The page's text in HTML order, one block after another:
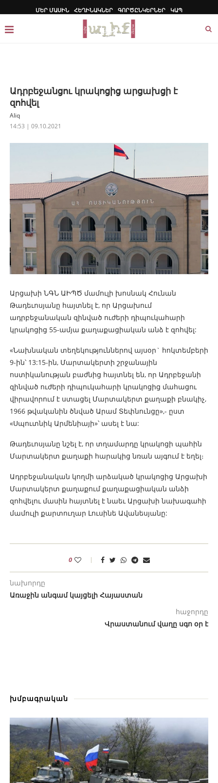
ՄԵՐ ՄԱՍԻՆ ՀԵՂԻՆԱԿՆԵՐ ԳՈՐԾԸՆԿԵՐՆԵՐ ԿԱՊ
Ադրբեջանցու կրակոցից արցախցի է
զոհվել
Aliq
14:53 | 09.10.2021
Արցախի ՆԳՆ ԱԻՊԾ մամուլի խոսնակ Հունան
Թադեւոսյանը հայտնել է, որ Արցախում
ադրբեջանական զինված ուժերի դիպուկահարի
կրակոցից 55-ամյա քաղաքացիական անձ է զոհվել:
«Նախնական տեղեկություններով այսօր` հոկտեմբերի
9-ին՝ 13:15-ին, Մարտակերտի շրջանային
ոստիկանության բաժնից հայտնել են, որ Ադրբեջանի
զինված ուժերի դիպուկահարի կրակոցից մահացու
վիրավորում է ստացել Մարտակերտ քաղաքի բնակիչ,
1966 թվականին ծնված Արամ Տեփնունցը»,- ըստ
«Սպուտնիկ Արմենիայի»՝ ասել է նա:
Թադեւոսյանը նշել է, որ տղամարդը կրակոցի պահին
Մարտակերտ քաղաքի հարակից նռան այգում է եղել։
Ադրբեջանական կողմի արձակած կրակոցից Արցախի
Մարտակերտ քաղաքում քաղաքացիական անձի
զոհվելու մասին հայտնել է նաեւ Արցախի նախագահի
մամուլի քարտուղար Լուսինե Ավանեսյանը:
0
նախորդը
Առաջին անգամ կայցելի Հայաստան
հաջորդը
Վրաստանում վաղը սգո օր է
խմբագրական